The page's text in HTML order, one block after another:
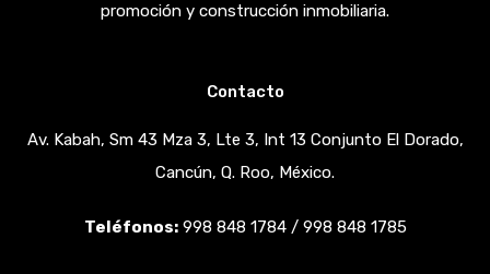
promoción y construcción inmobiliaria.
Contacto
Av. Kabah, Sm 43 Mza 3, Lte 3, Int 13 Conjunto El Dorado,
Cancún, Q. Roo, México.
Teléfonos:998 848 1784 / 998 848 1785